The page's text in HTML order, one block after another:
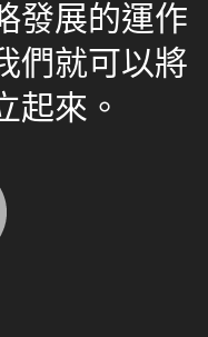
發展的運作
們就可以將
起來。